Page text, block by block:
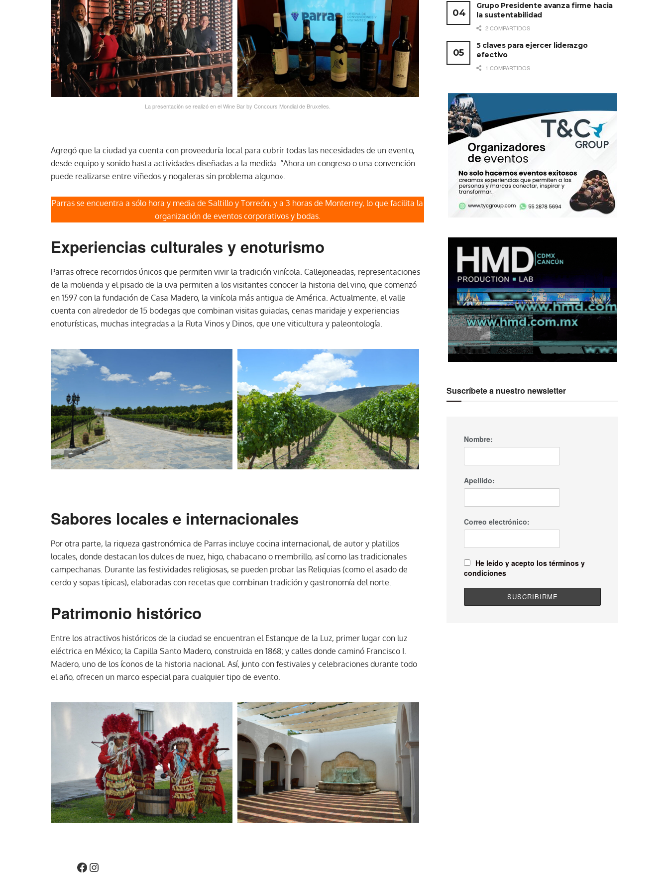
La presentación se realizó en el Wine Bar by Concours Mondial de Bruxelles.
Agregó que la ciudad ya cuenta con proveeduría local para cubrir todas las necesidades de un evento,
desde equipo y sonido hasta actividades diseñadas a la medida. “Ahora un congreso o una convención
puede realizarse entre viñedos y nogaleras sin problema alguno».
Parras se encuentra a sólo hora y media de Saltillo y Torreón, y a 3 horas de Monterrey, lo que facilita la
organización de eventos corporativos y bodas.
Experiencias culturales y enoturismo
Parras ofrece recorridos únicos que permiten vivir la tradición vinícola. Callejoneadas, representaciones
de la molienda y el pisado de la uva permiten a los visitantes conocer la historia del vino, que comenzó
en 1597 con la fundación de Casa Madero, la vinícola más antigua de América. Actualmente, el valle
cuenta con alrededor de 15 bodegas que combinan visitas guiadas, cenas maridaje y experiencias
enoturísticas, muchas integradas a la Ruta Vinos y Dinos, que une viticultura y paleontología.
Sabores locales e internacionales
Por otra parte, la riqueza gastronómica de Parras incluye cocina internacional, de autor y platillos
locales, donde destacan los dulces de nuez, higo, chabacano o membrillo, así como las tradicionales
campechanas. Durante las festividades religiosas, se pueden probar las Reliquias (como el asado de
cerdo y sopas típicas), elaboradas con recetas que combinan tradición y gastronomía del norte.
Patrimonio histórico
Entre los atractivos históricos de la ciudad se encuentran el Estanque de la Luz, primer lugar con luz
eléctrica en México; la Capilla Santo Madero, construida en 1868; y calles donde caminó Francisco I.
Madero, uno de los íconos de la historia nacional. Así, junto con festivales y celebraciones durante todo
el año, ofrecen un marco especial para cualquier tipo de evento.
Grupo Presidente avanza firme hacia
la sustentabilidad
2 COMPARTIDOS
5 claves para ejercer liderazgo
efectivo
1 COMPARTIDOS
Suscríbete a nuestro newsletter
Nombre:
Apellido:
Correo electrónico:
He leído y acepto los términos y
condiciones